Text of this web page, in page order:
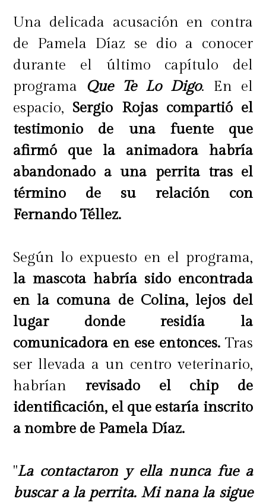
Una delicada acusación en contra
de Pamela Díaz se dio a conocer
durante el último capítulo del
programa Que Te Lo Digo. En el
espacio, Sergio Rojas compartió el
testimonio de una fuente que
afirmó que la animadora habría
abandonado a una perrita tras el
término de su relación con
Fernando Téllez.
Según lo expuesto en el programa,
la mascota habría sido encontrada
en la comuna de Colina, lejos del
lugar donde residía la
comunicadora en ese entonces.Tras
ser llevada a un centro veterinario,
habrían revisado el chip de
identificación, el que estaría inscrito
a nombre de Pamela Díaz.
"La contactaron y ella nunca fue a
buscar a la perrita. Mi nana la sigue